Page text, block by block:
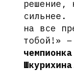
решение,
сильнее.
на все
тобой!» –
Шкурихина